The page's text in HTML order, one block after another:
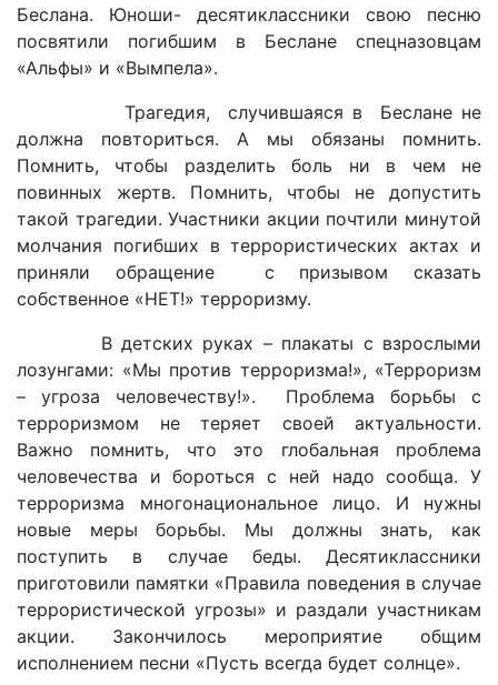
Беслана. Юноши- десятиклассники свою песню
посвятили погибшим в Беслане спецназовцам
«Альфы» и «Вымпела».
Трагедия, случившаяся в Беслане не
должна повториться. А мы обязаны помнить.
Помнить, чтобы разделить боль ни в чем не
повинных жертв. Помнить, чтобы не допустить
такой трагедии. Участники акции почтили минутой
молчания погибших в террористических актах и
приняли обращение с призывом сказать
собственное «НЕТ!» терроризму.
В детских руках – плакаты с взрослыми
лозунгами: «Мы против терроризма!», «Терроризм
– угроза человечеству!». Проблема борьбы с
терроризмом не теряет своей актуальности.
Важно помнить, что это глобальная проблема
человечества и бороться с ней надо сообща. У
терроризма многонациональное лицо. И нужны
новые меры борьбы. Мы должны знать, как
поступить в случае беды. Десятиклассники
приготовили памятки «Правила поведения в случае
террористической угрозы» и раздали участникам
акции. Закончилось мероприятие общим
исполнением песни «Пусть всегда будет солнце».